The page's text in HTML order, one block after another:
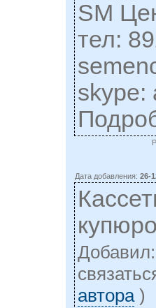
SM
тел:
skype:
Дата добавления:26-
автора)